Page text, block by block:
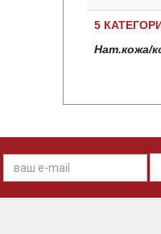
5
Нат.кожа/